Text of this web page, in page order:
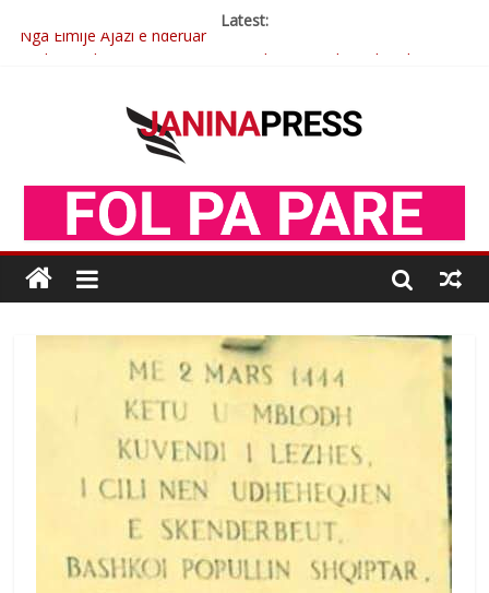
Latest:
Brahim Çekaj njē veprimtar i respektuar i çeshtjës kombëtare
Çlirimtari Agron Gërvalla me takime pune në atdhe të shoqerisë
Mimoza Gjoni artiste e mirëfilltë e këngës shqiptare